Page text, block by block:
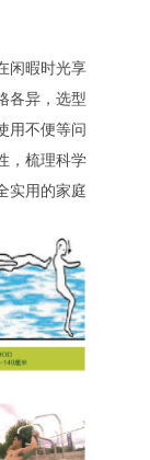
闲暇时光享
各异，选型
用不便等问
，梳理科学
实用的家庭